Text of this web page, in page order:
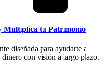
Multiplica tu Patrimonio
diseñada para ayudarte a
con visión a largo plazo.